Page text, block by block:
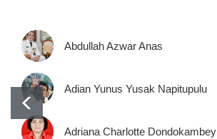
Abdullah Azwar Anas
Adian Yunus Yusak Napitupulu
Adriana Charlotte Dondokambey